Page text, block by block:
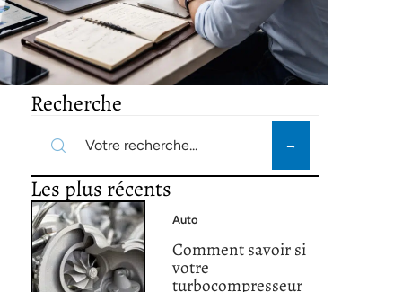
Recherche
Les plus récents
Auto
Comment savoir si
votre
turbocompresseur